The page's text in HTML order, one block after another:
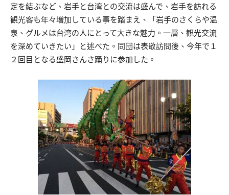
定を結ぶなど、岩手と台湾との交流は盛んで、岩手を訪れる
観光客も年々増加している事を踏まえ、「岩手のさくらや温
泉、グルメは台湾の人にとって大きな魅力。一層、観光交流
を深めていきたい」と述べた。同団は表敬訪問後、今年で１
２回目となる盛岡さんさ踊りに参加した。